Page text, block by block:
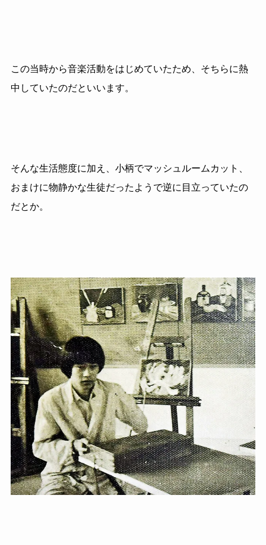
この当時から音楽活動をはじめていたため、そちらに熱
中していたのだといいます。
そんな生活態度に加え、小柄でマッシュルームカット、
おまけに物静かな生徒だったようで逆に目立っていたの
だとか。